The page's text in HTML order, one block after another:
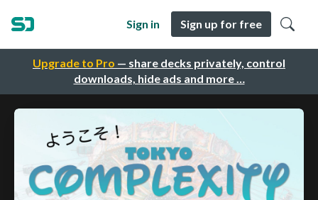
Upgrade to Pro — share decks privately, control
downloads, hide ads and more …
Sign in Sign up for free